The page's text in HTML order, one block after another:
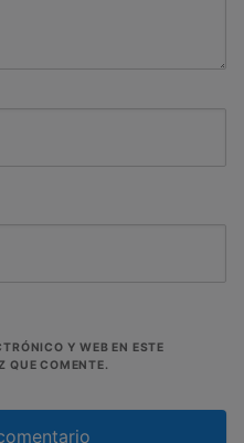
Y WEB EN ESTE
QUE COMENTE.